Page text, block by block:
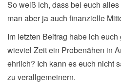
So weiß ich, dass bei euch
man aber ja auch finanzielle
Im letzten Beitrag habe ich
wieviel Zeit ein Probenähen in
ehrlich? Ich kann es euch nicht
zu verallgemeinern.